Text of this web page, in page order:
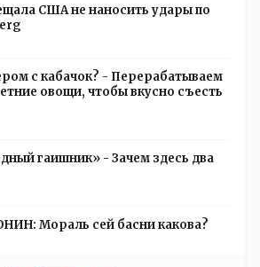
США не наносить удары по
с кабачок? - Перерабатываем
овощи, чтобы вкусно съесть
гаишник» - Зачем здесь два
Мораль сей басни какова?